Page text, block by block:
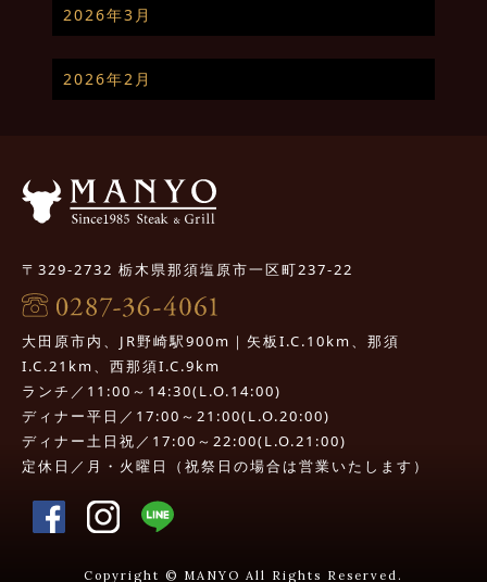
2026年3月
2026年2月
〒329-2732 栃木県那須塩原市一区町237-22
大田原市内、JR野崎駅900m｜矢板I.C.10km、那須
I.C.21km、西那須I.C.9km
ランチ／11:00～14:30(L.O.14:00)
ディナー平日／17:00～21:00(L.O.20:00)
ディナー土日祝／17:00～22:00(L.O.21:00)
定休日／月・火曜日（祝祭日の場合は営業いたします）
Copyright © MANYO All Rights Reserved.